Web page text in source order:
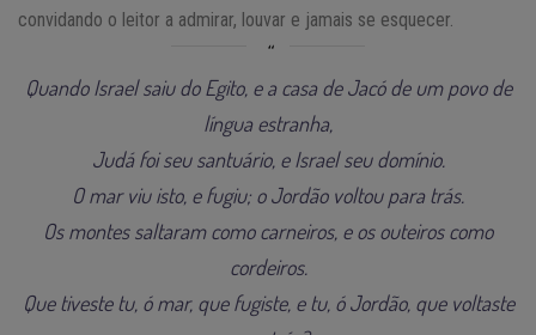
convidando o leitor a admirar, louvar e jamais se esquecer.
Quando Israel saiu do Egito, e a casa de Jacó de um povo de
língua estranha,
Judá foi seu santuário, e Israel seu domínio.
O mar viu isto, e fugiu; o Jordão voltou para trás.
Os montes saltaram como carneiros, e os outeiros como
cordeiros.
Que tiveste tu, ó mar, que fugiste, e tu, ó Jordão, que voltaste